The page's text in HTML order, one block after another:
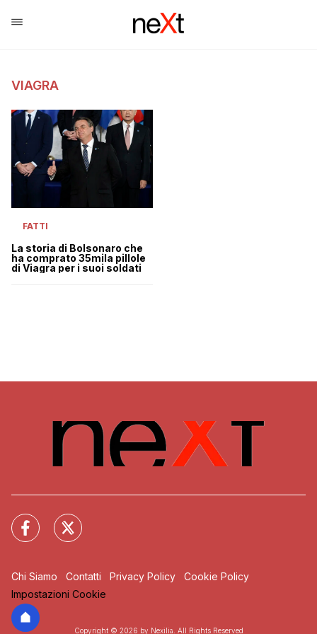
VIAGRA
FATTI
La storia di Bolsonaro che
ha comprato 35mila pillole
di Viagra per i suoi soldati
Chi Siamo Contatti Privacy Policy
Cookie Policy
Impostazioni Cookie
Copyright © 2026 by Nexilia. All Rights Reserved